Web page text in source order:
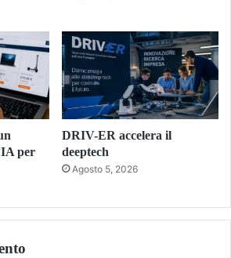
per
DRIV-ER accelera il
deeptech
Agosto 5, 2026